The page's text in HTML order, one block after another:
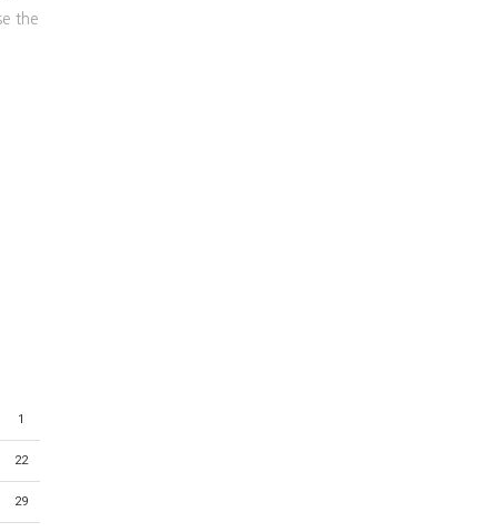
the
1
22
29